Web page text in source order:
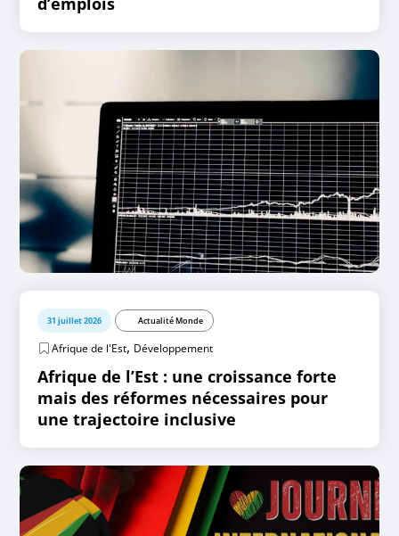
31 juillet 2026 Actualité Monde
Afrique de l'Est, Développement
Afrique de l’Est : une croissance forte
mais des réformes nécessaires pour
une trajectoire inclusive